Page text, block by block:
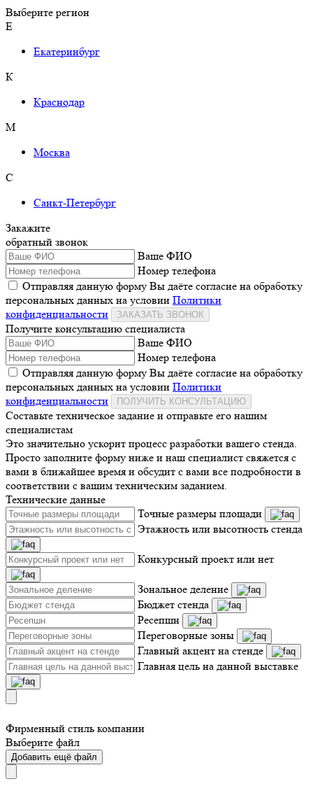
Выберите регион
Е
Екатеринбург
К
Краснодар
М
Москва
С
Санкт-Петербург
Закажите
обратный звонок
Ваше ФИО
Номер телефона
Отправляя данную форму Вы даёте согласие на обработку
персональных данных на условии Политики
конфиденциальности
ЗАКАЗАТЬ ЗВОНОК
Получите консультацию специалиста
Ваше ФИО
Номер телефона
Отправляя данную форму Вы даёте согласие на обработку
персональных данных на условии Политики
конфиденциальности
ПОЛУЧИТЬ КОНСУЛЬТАЦИЮ
Составьте техническое задание и отправьте его нашим
специалистам
Это значительно ускорит процесс разработки вашего стенда.
Просто заполните форму ниже и наш специалист свяжется с
вами в ближайшее время и обсудит с вами все подробности в
соответствии с вашим техническим заданием.
Технические данные
Точные размеры площади
Этажность или высотность стенда
Конкурсный проект или нет
Зональное деление
Бюджет стенда
Ресепшн
Переговорные зоны
Главный акцент на стенде
Главная цель на данной выставке
Фирменный стиль компании
Выберите файл
Добавить ещё файл